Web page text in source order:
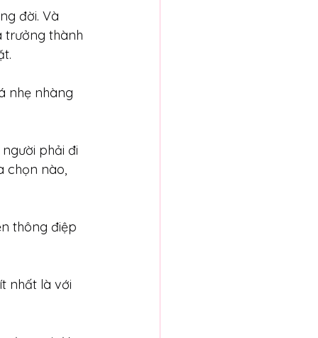
đời. Và
trưởng thành
nhẹ nhàng
phải đi
chọn nào,
thông điệp
nhất là với